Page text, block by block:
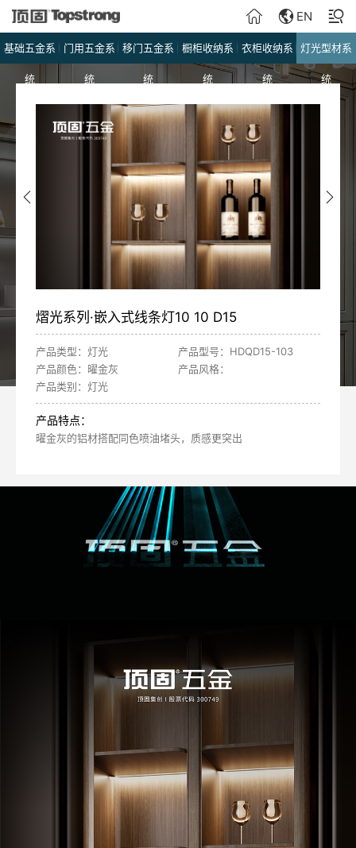
EN
基础五金系
统
门用五金系
统
移门五金系
统
橱柜收纳系
统
衣柜收纳系
统
灯光型材系
统
熠光系列·嵌入式线条灯10 10 D15
产品类型：灯光
产品型号：HDQD15-103
产品颜色：曜金灰
产品风格：
产品类别：灯光
产品特点：
曜金灰的铝材搭配同色喷油堵头，质感更突出